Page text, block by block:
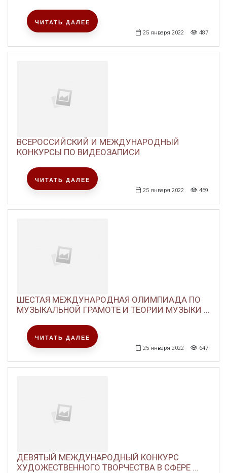
25 января 2022 487
ЧИТАТЬ ДАЛЕЕ
ВСЕРОССИЙСКИЙ И МЕЖДУНАРОДНЫЙ
КОНКУРСЫ ПО ВИДЕОЗАПИСИ
25 января 2022 469
ЧИТАТЬ ДАЛЕЕ
ШЕСТАЯ МЕЖДУНАРОДНАЯ ОЛИМПИАДА ПО
МУЗЫКАЛЬНОЙ ГРАМОТЕ И ТЕОРИИ МУЗЫКИ ...
25 января 2022 647
ЧИТАТЬ ДАЛЕЕ
ДЕВЯТЫЙ МЕЖДУНАРОДНЫЙ КОНКУРС
ХУДОЖЕСТВЕННОГО ТВОРЧЕСТВА В СФЕРЕ ...